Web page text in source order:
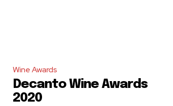
Wine Awards
Decanto Wine Awards
2020